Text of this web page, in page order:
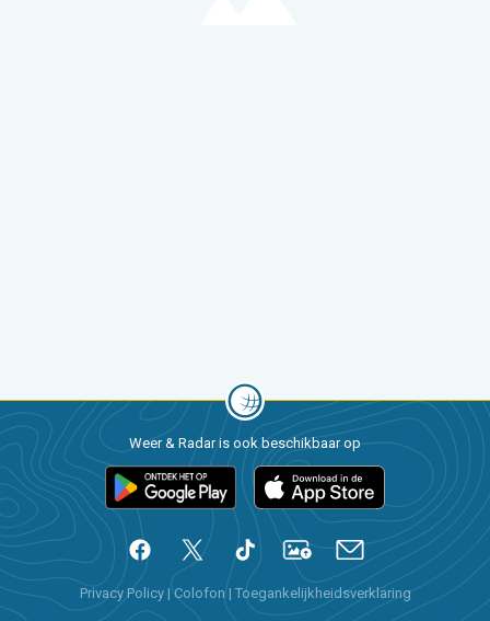
Weer & Radar is ook beschikbaar op
Privacy Policy |Colofon | Toegankelijkheidsverklaring